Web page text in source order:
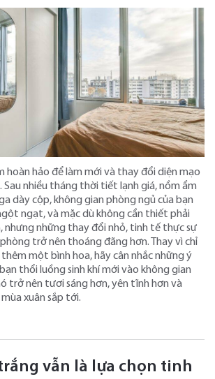
hoàn hảo để làm mới và thay đổi diện mạo
Sau nhiều tháng thời tiết lạnh giá, nồm ẩm
dày cộp, không gian phòng ngủ của bạn
ngạt, và mặc dù không cần thiết phải
nhưng những thay đổi nhỏ, tinh tế thực sự
trở nên thoáng đãng hơn. Thay vì chỉ
một bình hoa, hãy cân nhắc những ý
thổi luồng sinh khí mới vào không gian
trở nên tươi sáng hơn, yên tĩnh hơn và
xuân sắp tới.
vẫn là lựa chọn tinh